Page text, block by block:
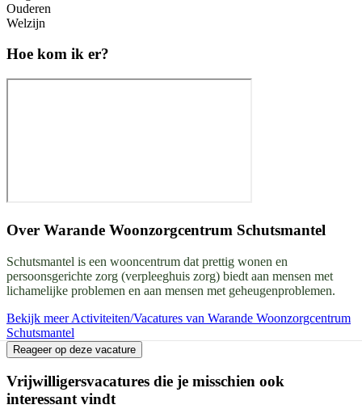
Ouderen
Welzijn
Hoe kom ik er?
Over Warande Woonzorgcentrum Schutsmantel
Schutsmantel is een wooncentrum dat prettig wonen en
persoonsgerichte zorg (verpleeghuis zorg) biedt aan mensen met
lichamelijke problemen en aan mensen met geheugenproblemen.
Bekijk meer Activiteiten/Vacatures van Warande Woonzorgcentrum
Schutsmantel
Reageer op deze vacature
Vrijwilligersvacatures die je misschien ook
interessant vindt